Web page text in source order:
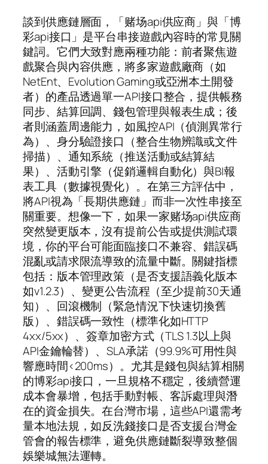
談到供應鏈層面，「赌场api供应商」與「博
彩api接口」是平台串接遊戲內容時的常見關
鍵詞。它們大致對應兩種功能：前者聚焦遊
戲聚合與內容供應，將多家遊戲廠商（如
NetEnt、Evolution Gaming或亞洲本土開發
者）的產品透過單一API接口整合，提供帳務
同步、結算回調、錢包管理與報表生成；後
者則涵蓋周邊能力，如風控API（偵測異常行
為）、身分驗證接口（整合生物辨識或文件
掃描）、通知系統（推送活動或結算結
果）、活動引擎（促銷邏輯自動化）與BI報
表工具（數據視覺化）。在第三方評估中，
將API視為「長期供應鏈」而非一次性串接至
關重要。想像一下，如果一家赌场api供应商
突然變更版本，沒有提前公告或提供測試環
境，你的平台可能面臨接口不兼容、錯誤碼
混亂或請求限流導致的流量中斷。關鍵指標
包括：版本管理政策（是否支援語義化版本
如v1.2.3）、變更公告流程（至少提前30天通
知）、回滾機制（緊急情況下快速切換舊
版）、錯誤碼一致性（標準化如HTTP
4xx/5xx）、簽章加密方式（TLS 1.3以上與
API金鑰輪替）、SLA承諾（99.9%可用性與
響應時間<200ms）。尤其是錢包與結算相關
的博彩api接口，一旦規格不穩定，後續營運
成本會暴增，包括手動對帳、客訴處理與潛
在的資金損失。在台灣市場，這些API還需考
量本地法規，如反洗錢接口是否支援台灣金
管會的報告標準，避免供應鏈斷裂導致整個
娛樂城無法運轉。